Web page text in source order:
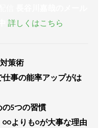
詳しくはこちら
策術
事の能率アップがは
の5つの習慣
よりも○が大事な理由